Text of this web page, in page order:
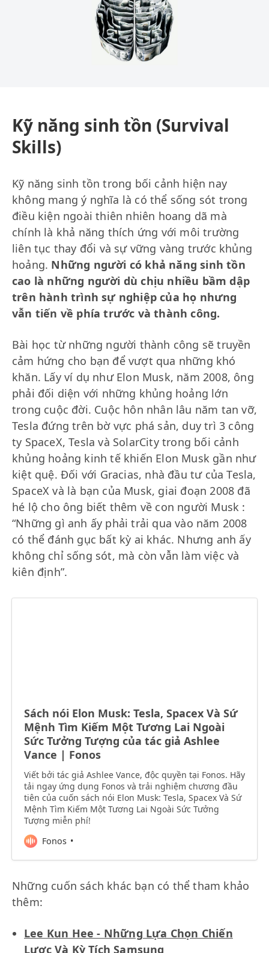
Kỹ năng sinh tồn (Survival
Skills)
Kỹ năng sinh tồn trong bối cảnh hiện nay
không mang ý nghĩa là có thể sống sót trong
điều kiện ngoài thiên nhiên hoang dã mà
chính là khả năng thích ứng với môi trường
liên tục thay đổi và sự vững vàng trước khủng
hoảng. Những người có khả năng sinh tồn
cao là những người dù chịu nhiều bầm dập
trên hành trình sự nghiệp của họ nhưng
vẫn tiến về phía trước và thành công.
Bài học từ những người thành công sẽ truyền
cảm hứng cho bạn để vượt qua những khó
khăn. Lấy ví dụ như Elon Musk, năm 2008, ông
phải đối diện với những khủng hoảng lớn
trong cuộc đời. Cuộc hôn nhân lâu năm tan vỡ,
Tesla đứng trên bờ vực phá sản, duy trì 3 công
ty SpaceX, Tesla và SolarCity trong bối cảnh
khủng hoảng kinh tế khiến Elon Musk gần như
kiệt quệ. Đối với Gracias, nhà đầu tư của Tesla,
SpaceX và là bạn của Musk, giai đoạn 2008 đã
hé lộ cho ông biết thêm về con người Musk :
“Những gì anh ấy phải trải qua vào năm 2008
có thể đánh gục bất kỳ ai khác. Nhưng anh ấy
không chỉ sống sót, mà còn vẫn làm việc và
kiên định”.
Sách nói Elon Musk: Tesla, Spacex Và Sứ
Mệnh Tìm Kiếm Một Tương Lai Ngoài
Sức Tưởng Tượng của tác giả Ashlee
Vance | Fonos
Viết bởi tác giả Ashlee Vance, độc quyền tại Fonos. Hãy
tải ngay ứng dụng Fonos và trải nghiệm chương đầu
tiên của cuốn sách nói Elon Musk: Tesla, Spacex Và Sứ
Mệnh Tìm Kiếm Một Tương Lai Ngoài Sức Tưởng
Tượng miễn phí!
Fonos
Những cuốn sách khác bạn có thể tham khảo
thêm:
Lee Kun Hee - Những Lựa Chọn Chiến
Lược Và Kỳ Tích Samsung